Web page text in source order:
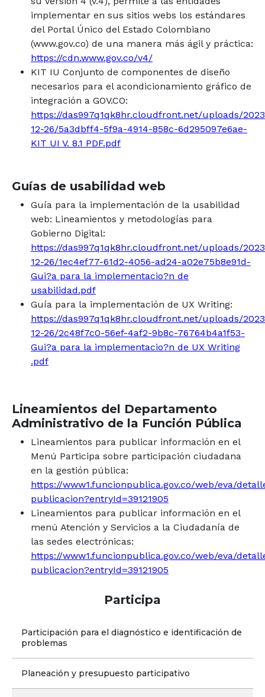
Participa
Participación para el diagnóstico e identificación de
problemas
Planeación y presupuesto participativo
implementar en sus sitios webs los estándares
del Portal Único del Estado Colombiano
(www.gov.co) de una manera más ágil y práctica:
https://cdn.www.gov.co/v4/
KIT IU Conjunto de componentes de diseño
necesarios para el acondicionamiento gráfico de
integración a GOV.CO:
https://das997q1qk8hr.cloudfront.net/uploads/
12-26/5a3dbff4-5f9a-4914-858c-6d295097e6ae-
KIT UI V. 8.1 PDF.pdf
Guías de usabilidad web
Guía para la implementación de la usabilidad
web: Lineamientos y metodologías para
Gobierno Digital:
https://das997q1qk8hr.cloudfront.net/uploads/
12-26/1ec4ef77-61d2-4056-ad24-a02e75b8e91d-
Gui?a para la implementacio?n de
usabilidad.pdf
Guía para la implementación de UX Writing:
https://das997q1qk8hr.cloudfront.net/uploads/
12-26/2c48f7c0-56ef-4af2-9b8c-76764b4a1f53-
Gui?a para la implementacio?n de UX Writing
.pdf
Lineamientos del Departamento
Administrativo de la Función Pública
Lineamientos para publicar información en el
Menú Participa sobre participación ciudadana
en la gestión pública:
https://www1.funcionpublica.gov.co/web/eva/
publicacion?entryId=39121905
Lineamientos para publicar información en el
menú Atención y Servicios a la Ciudadanía de
las sedes electrónicas:
https://www1.funcionpublica.gov.co/web/eva/
publicacion?entryId=39121905